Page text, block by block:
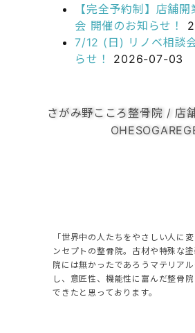
【完全予約制】店舗
会 開催のお知らせ！
7/12 (日) リノベ相談
らせ！
2026-07-03
さがみ野こころ整骨院 / 店
「世界中の人たちをやさしい人に
ンセプトの整骨院。 古材や特殊な
院には無かったであろうマテリア
し、 意匠性、機能性に富んだ整骨
できたと思っております。